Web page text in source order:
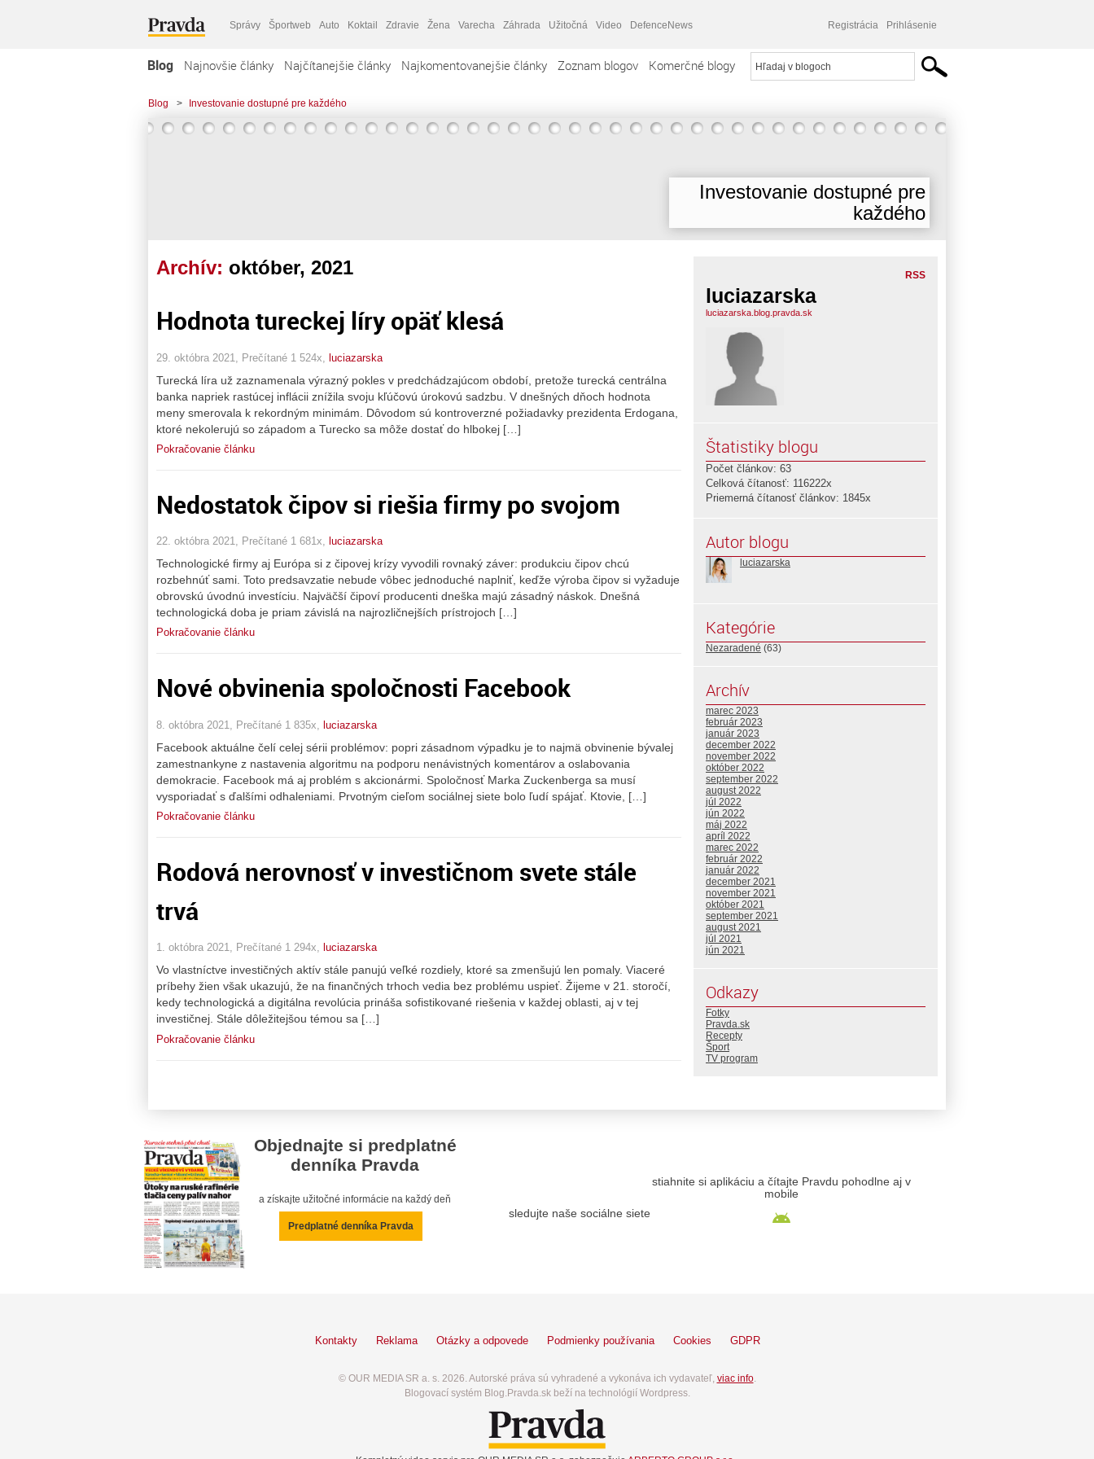
Správy Športweb Auto Koktail Zdravie Žena Varecha Záhrada Užitočná Video DefenceNews Registrácia Prihlásenie
Blog Najnovšie články Najčítanejšie články Najkomentovanejšie články Zoznam blogov Komerčné blogy
Blog > Investovanie dostupné pre každého
Investovanie dostupné pre
každého
Archív: október, 2021
Hodnota tureckej líry opäť klesá
29. októbra 2021, Prečítané 1 524x, luciazarska
Turecká líra už zaznamenala výrazný pokles v predchádzajúcom období, pretože turecká centrálna
banka napriek rastúcej inflácii znížila svoju kľúčovú úrokovú sadzbu. V dnešných dňoch hodnota
meny smerovala k rekordným minimám. Dôvodom sú kontroverzné požiadavky prezidenta Erdogana,
ktoré nekolerujú so západom a Turecko sa môže dostať do hlbokej […]
Pokračovanie článku
Nedostatok čipov si riešia firmy po svojom
22. októbra 2021, Prečítané 1 681x, luciazarska
Technologické firmy aj Európa si z čipovej krízy vyvodili rovnaký záver: produkciu čipov chcú
rozbehnúť sami. Toto predsavzatie nebude vôbec jednoduché naplniť, keďže výroba čipov si vyžaduje
obrovskú úvodnú investíciu. Najväčší čipoví producenti dneška majú zásadný náskok. Dnešná
technologická doba je priam závislá na najrozličnejších prístrojoch […]
Pokračovanie článku
Nové obvinenia spoločnosti Facebook
8. októbra 2021, Prečítané 1 835x, luciazarska
Facebook aktuálne čelí celej sérii problémov: popri zásadnom výpadku je to najmä obvinenie bývalej
zamestnankyne z nastavenia algoritmu na podporu nenávistných komentárov a oslabovania
demokracie. Facebook má aj problém s akcionármi. Spoločnosť Marka Zuckenberga sa musí
vysporiadať s ďalšími odhaleniami. Prvotným cieľom sociálnej siete bolo ľudí spájať. Ktovie, […]
Pokračovanie článku
Rodová nerovnosť v investičnom svete stále
trvá
1. októbra 2021, Prečítané 1 294x, luciazarska
Vo vlastníctve investičných aktív stále panujú veľké rozdiely, ktoré sa zmenšujú len pomaly. Viaceré
príbehy žien však ukazujú, že na finančných trhoch vedia bez problému uspieť. Žijeme v 21. storočí,
kedy technologická a digitálna revolúcia prináša sofistikované riešenia v každej oblasti, aj v tej
investičnej. Stále dôležitejšou témou sa […]
Pokračovanie článku
RSS
luciazarska
luciazarska.blog.pravda.sk
Štatistiky blogu
Počet článkov: 63
Celková čítanosť: 116222x
Priemerná čítanosť článkov: 1845x
Autor blogu
luciazarska
Kategórie
Nezaradené (63)
Archív
marec 2023
február 2023
január 2023
december 2022
november 2022
október 2022
september 2022
august 2022
júl 2022
jún 2022
máj 2022
apríl 2022
marec 2022
február 2022
január 2022
december 2021
november 2021
október 2021
september 2021
august 2021
júl 2021
jún 2021
Odkazy
Fotky
Pravda.sk
Recepty
Šport
TV program
Objednajte si predplatné
denníka Pravda
a získajte užitočné informácie na každý deň
Predplatné denníka Pravda
sledujte naše sociálne siete
stiahnite si aplikáciu a čítajte Pravdu pohodlne aj v
mobile
Kontakty Reklama Otázky a odpovede Podmienky používania Cookies GDPR
© OUR MEDIA SR a. s. 2026. Autorské práva sú vyhradené a vykonáva ich vydavateľ, viac info.
Blogovací systém Blog.Pravda.sk beží na technológií Wordpress.